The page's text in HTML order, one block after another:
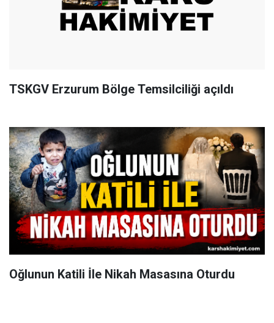
TSKGV Erzurum Bölge Temsilciliği açıldı
Oğlunun Katili İle Nikah Masasına Oturdu